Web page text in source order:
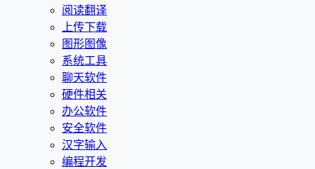
阅读翻译
上传下载
图形图像
系统工具
聊天软件
硬件相关
办公软件
安全软件
汉字输入
编程开发